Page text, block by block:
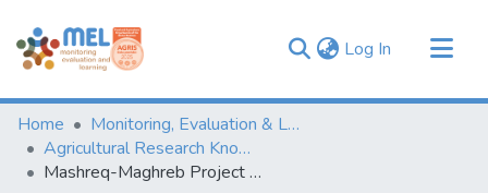
Log In (current)
Communities & Collections
Browse
Statistics
Home
Monitoring, Evaluation & Learning Repository
Agricultural Research Knowledge
Mashreq-Maghreb Project Newsletter No.18 نشرة أنباء مشروع المشرق - المغرب العدد الثامن عشر